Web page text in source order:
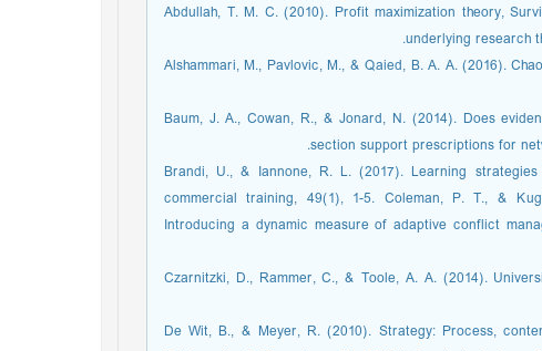
Abdullah, T. M. C. (2010). Profit maximization theory,
underlying research
Alshammari, M., Pavlovic, M., & Qaied, B. A. A. (2016).
Baum, J. A., Cowan, R., & Jonard, N. (2014). Does
section support prescriptions for
Brandi, U., & Iannone, R. L. (2017). Learning
commercial training, 49(1), 1-5. Coleman, P. T., &
Introducing a dynamic measure of adaptive conflict
Czarnitzki, D., Rammer, C., & Toole, A. A. (2014).
De Wit, B., & Meyer, R. (2010). Strategy: Process,